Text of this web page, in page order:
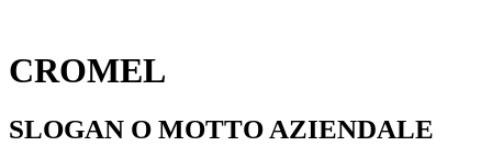
CROMEL
SLOGAN O MOTTO AZIENDALE